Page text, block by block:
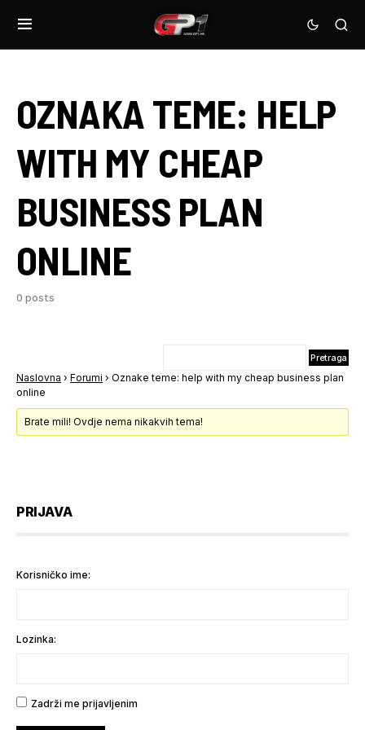
OZNAKA TEME: HELP
WITH MY CHEAP
BUSINESS PLAN
ONLINE
0 posts
Naslovna › Forumi › Oznake teme: help with my cheap business plan
online
Brate mili! Ovdje nema nikakvih tema!
PRIJAVA
Korisničko ime:
Lozinka:
Zadrži me prijavljenim